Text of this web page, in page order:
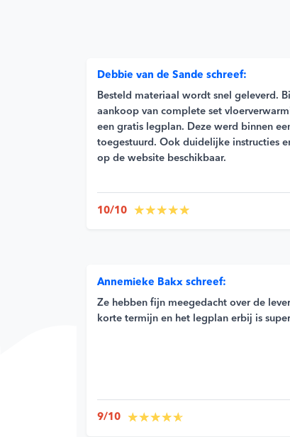
Debbie van de Sande schreef:
Besteld materiaal wordt snel geleverd.
aankoop van complete set
een gratis legplan. Deze werd binnen
toegestuurd. Ook duidelijke instructies
op de website beschikbaar.
10/10
Annemieke Bakx schreef:
Ze hebben fijn meegedacht over de
korte termijn en het legplan erbij is
9/10